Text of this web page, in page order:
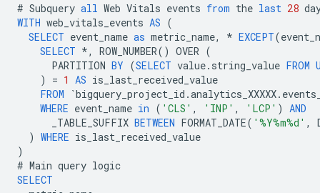
# Subquery all Web Vitals events from the last 28
WITH web_vitals_events AS (
SELECT event_name as metric_name, * EXCEPT(
SELECT *, ROW_NUMBER() OVER (
PARTITION BY (SELECT value. string_value FROM
)
= 1 AS is_last_received_value
FROM
`bigquery_project_id .analytics_XXXXX.
WHERE event_name in ( 'CLS' , 'INP' , 'LCP' )
AND
_TABLE_SUFFIX BETWEEN FORMAT_DATE( '%Y%m%d' ,
) WHERE is_last_received_value
)
# Main query logic
SELECT